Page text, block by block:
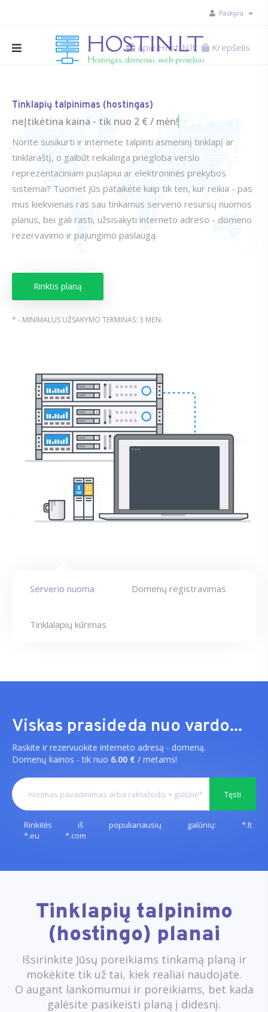
Paskyra
Apie HostIN.lt Krepšelis
Tinklapių talpinimas (hostingas)
neĮtikėtina kaina - tik nuo 2 € / mėn!*
Norite susikurti ir internete talpinti asmeninį tinklapį ar
tinklaraštį, o galbūt reikalinga priegloba verslo
reprezentaciniam puslapiui ar elektroninės prekybos
sistemai? Tuomet Jūs pataikėte kaip tik ten, kur reikia - pas
mus kiekvienas ras sau tinkamus serverio resursų nuomos
planus, bei gali rasti, užsisakyti interneto adreso - domeno
rezervavimo ir pajungimo paslaugą.
Rinktis planą
* - MINIMALUS UŽSAKYMO TERMINAS: 3 MĖN.
Serverio nuoma Domenų registravimas
Tinklalapių kūrimas
Viskas prasideda nuo vardo...
Raskite ir rezervuokite interneto adresą - domeną.
Domenų kainos - tik nuo 6.00 € / metams!
Rinkitės iš populiariausių galūnių: *.lt
*.eu *.com
Tinklapių talpinimo
(hostingo) planai
Išsirinkite Jūsų poreikiams tinkamą planą ir
mokėkite tik už tai, kiek realiai naudojate.
O augant lankomumui ir poreikiams, bet kada
galėsite pasikeisti planą į didesnį.